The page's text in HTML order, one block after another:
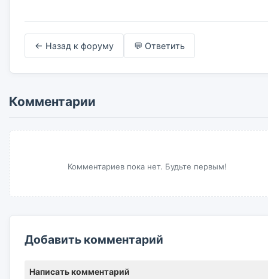
← Назад к форуму 💬 Ответить
Комментарии
Комментариев пока нет. Будьте первым!
Добавить комментарий
Написать комментарий